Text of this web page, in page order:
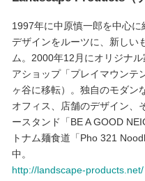
1997年に中原慎一郎を中心
デザインをルーツに、新しい
ム。2000年12月にオリジナ
アショップ「プレイマウンテ
ヶ谷に移転）。独自のモダン
オフィス、店舗のデザイン、
ースタンド「BE A GOOD
トナム麺食道「Pho 321
中。
http://landscape-products.net/